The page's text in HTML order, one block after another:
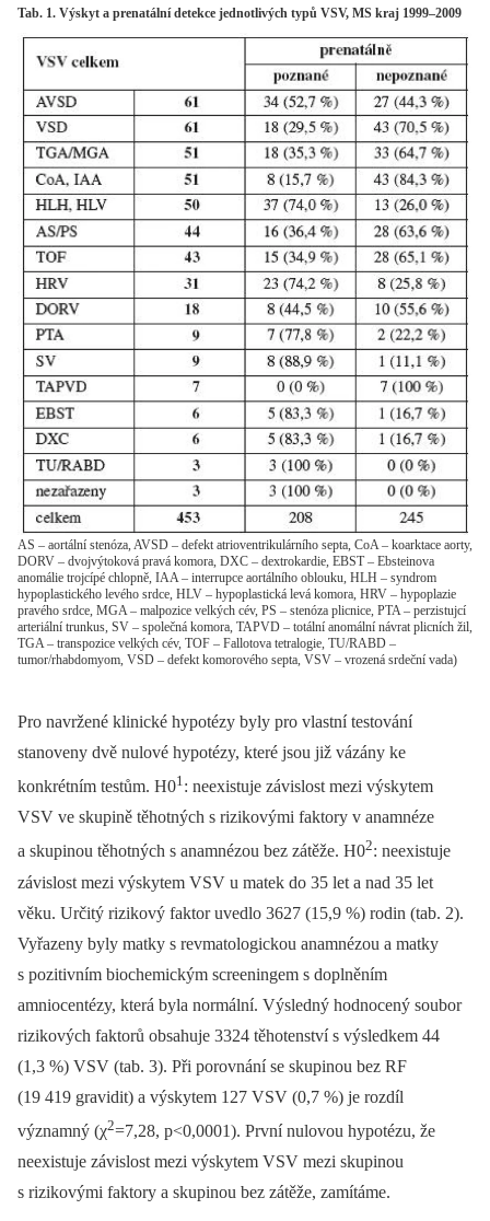
Tab. 1. Výskyt a prenatální detekce jednotlivých typů VSV, MS kraj 1999–2009
AS – aortální stenóza, AVSD – defekt atrioventrikulárního septa, CoA – koarktace aorty,
DORV – dvojvýtoková pravá komora, DXC – dextrokardie, EBST – Ebsteinova
anomálie trojcípé chlopně, IAA – interrupce aortálního oblouku, HLH – syndrom
hypoplastického levého srdce, HLV – hypoplastická levá komora, HRV – hypoplazie
pravého srdce, MGA – malpozice velkých cév, PS – stenóza plicnice, PTA – perzistujcí
arteriální trunkus, SV – společná komora, TAPVD – totální anomální návrat plicních žil,
TGA – transpozice velkých cév, TOF – Fallotova tetralogie, TU/RABD –
tumor/rhabdomyom, VSD – defekt komorového septa, VSV – vrozená srdeční vada)
Pro navržené klinické hypotézy byly pro vlastní testování
stanoveny dvě nulové hypotézy, které jsou již vázány ke
konkrétním testům. H01 : neexistuje závislost mezi výskytem
VSV ve skupině těhotných s rizikovými faktory v anamnéze
a skupinou těhotných s anamnézou bez zátěže. H02: neexistuje
závislost mezi výskytem VSV u matek do 35 let a nad 35 let
věku. Určitý rizikový faktor uvedlo 3627 (15,9 %) rodin (tab. 2).
Vyřazeny byly matky s revmatologickou anamnézou a matky
s pozitivním biochemickým screeningem s doplněním
amniocentézy, která byla normální. Výsledný hodnocený soubor
rizikových faktorů obsahuje 3324 těhotenství s výsledkem 44
(1,3 %) VSV (tab. 3). Při porovnání se skupinou bez RF
(19 419 gravidit) a výskytem 127 VSV (0,7 %) je rozdíl
významný (χ2=7,28, p<0,0001). První nulovou hypotézu, že
neexistuje závislost mezi výskytem VSV mezi skupinou
s rizikovými faktory a skupinou bez zátěže, zamítáme.